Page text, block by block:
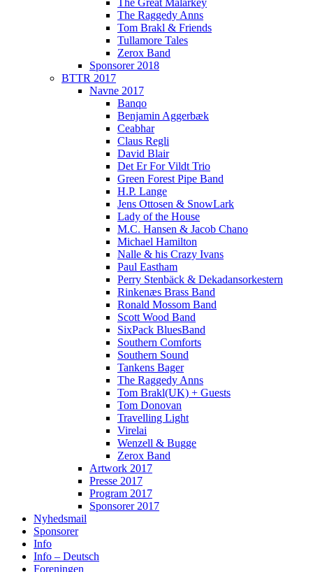
The Raggedy Anns
Tom Brakl & Friends
Tullamore Tales
Zerox Band
Sponsorer 2018
BTTR 2017
Navne 2017
Banqo
Benjamin Aggerbæk
Ceabhar
Claus Regli
David Blair
Det Er For Vildt Trio
Green Forest Pipe Band
H.P. Lange
Jens Ottosen & SnowLark
Lady of the House
M.C. Hansen & Jacob Chano
Michael Hamilton
Nalle & his Crazy Ivans
Paul Eastham
Perry Stenbäck & Dekadansorkestern
Rinkenæs Brass Band
Ronald Mossom Band
Scott Wood Band
SixPack BluesBand
Southern Comforts
Southern Sound
Tankens Bager
The Raggedy Anns
Tom Brakl(UK) + Guests
Tom Donovan
Travelling Light
Virelai
Wenzell & Bugge
Zerox Band
Artwork 2017
Presse 2017
Program 2017
Sponsorer 2017
Nyhedsmail
Sponsorer
Info
Info – Deutsch
Foreningen